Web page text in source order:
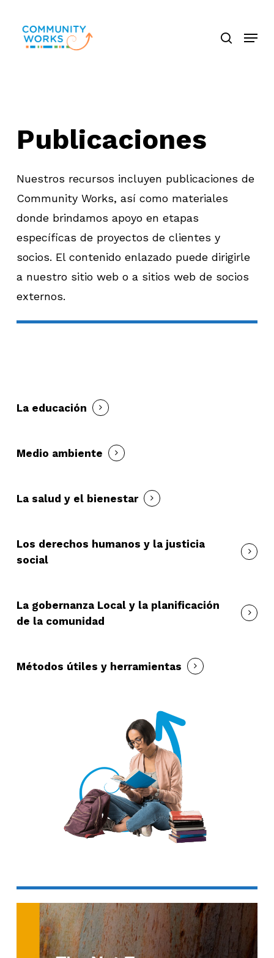
contenido
Menú
Publicaciones
Nuestros recursos incluyen publicaciones de
Community Works, así como materiales
donde brindamos apoyo en etapas
específicas de proyectos de clientes y
socios. El contenido enlazado puede dirigirle
a nuestro sitio web o a sitios web de socios
externos.
La educación
Medio ambiente
La salud y el bienestar
Los derechos humanos y la justicia
social
La gobernanza Local y la planificación
de la comunidad
Métodos útiles y herramientas